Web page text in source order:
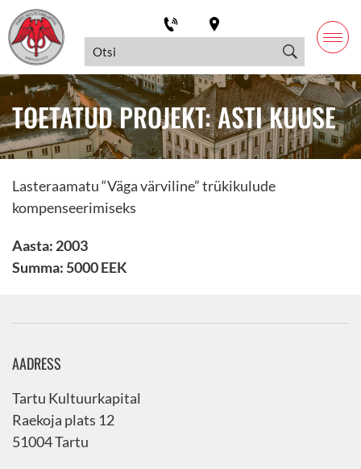
TOETATUD PROJEKT: ASTI KUUSE
Lasteraamatu “Väga värviline” trükikulude
kompenseerimiseks
Aasta: 2003
Summa: 5000 EEK
AADRESS
Tartu Kultuurkapital
Raekoja plats 12
51004 Tartu